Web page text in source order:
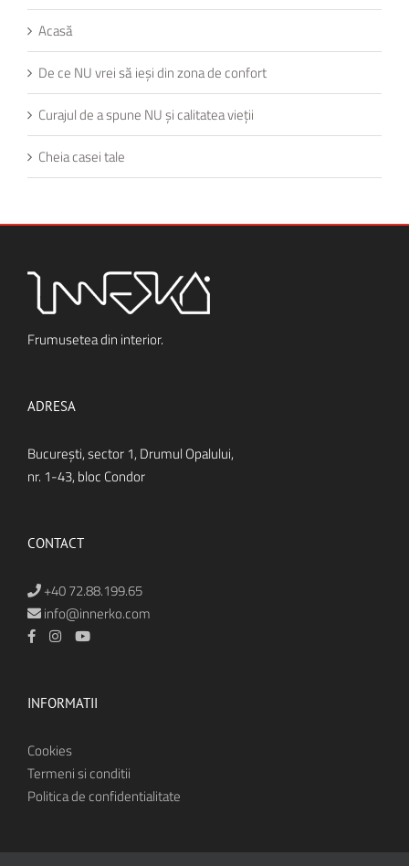
Acasă
De ce NU vrei să ieși din zona de confort
Curajul de a spune NU și calitatea vieții
Cheia casei tale
Frumusetea din interior.
ADRESA
Bucureşti, sector 1, Drumul Opalului,
nr. 1-43, bloc Condor
CONTACT
+40 72.88.199.65
info@innerko.com
INFORMATII
Cookies
Termeni si conditii
Politica de confidentialitate